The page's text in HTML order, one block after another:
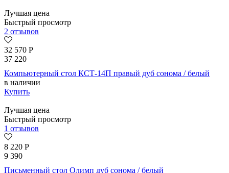
Лучшая цена
Быстрый просмотр
2 отзывов
32 570 Р
37 220
Компьютерный стол КСТ-14П правый дуб сонома / белый
в наличии
Купить
Лучшая цена
Быстрый просмотр
1 отзывов
8 220 Р
9 390
Письменный стол Олимп дуб сонома / белый